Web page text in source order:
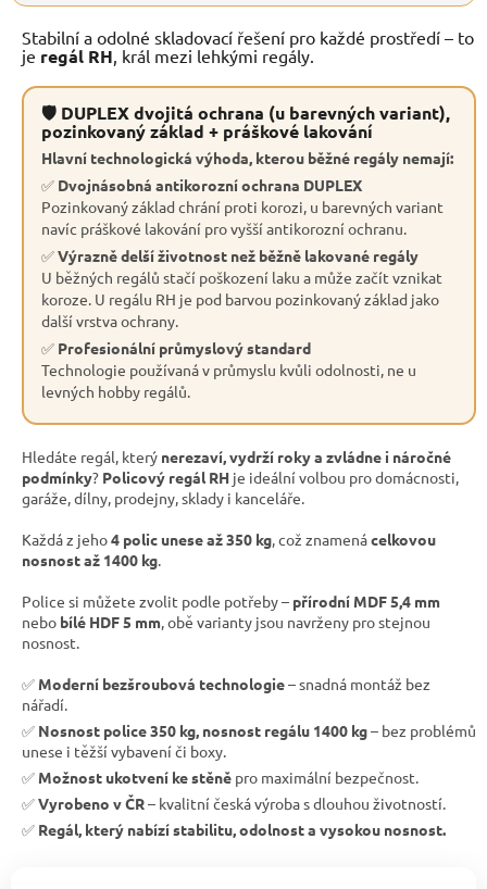
Stabilní a odolné skladovací řešení pro každé prostředí – to
je regál RH , král mezi lehkými regály.
🛡 DUPLEX dvojitá ochrana (u barevných variant),
pozinkovaný základ + práškové lakování
Hlavní technologická výhoda, kterou běžné regály nemají:
✅ Dvojnásobná antikorozní ochrana DUPLEX
Pozinkovaný základ chrání proti korozi, u barevných variant
navíc práškové lakování pro vyšší antikorozní ochranu.
✅Výrazně delší životnost než běžně lakované regály
U běžných regálů stačí poškození laku a může začít vznikat
koroze. U regálu RH je pod barvou pozinkovaný základ jako
další vrstva ochrany.
✅ Profesionální průmyslový standard
Technologie používaná v průmyslu kvůli odolnosti, ne u
levných hobby regálů.
Hledáte regál, který nerezaví, vydrží roky a zvládne i náročné
podmínky? Policový regál RH je ideální volbou pro domácnosti,
garáže, dílny, prodejny, sklady i kanceláře.
Každá z jeho4 polic unese až 350 kg, což znamenácelkovou
nosnost až 1400 kg.
Police si můžete zvolit podle potřeby – přírodní MDF 5,4 mm
nebo bílé HDF 5 mm, obě varianty jsou navrženy pro stejnou
nosnost.
✅ Moderní bezšroubová technologie– snadná montáž bez
nářadí.
✅ Nosnost police 350 kg, nosnost regálu 1400 kg– bez problémů
unese i těžší vybavení či boxy.
✅ Možnost ukotvení ke stěně pro maximální bezpečnost.
✅Vyrobeno v ČR– kvalitní česká výroba s dlouhou životností.
✅ Regál, který nabízí stabilitu, odolnost a vysokou nosnost.